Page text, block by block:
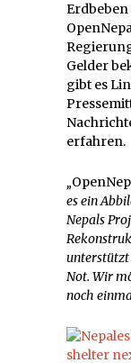
Gelder
gibt es
erfahren.
„
es ein
Nepals
unterstützt
Not. Wir
noch